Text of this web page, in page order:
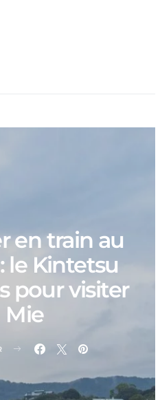
en train au
le Kintetsu
pour visiter
Mie